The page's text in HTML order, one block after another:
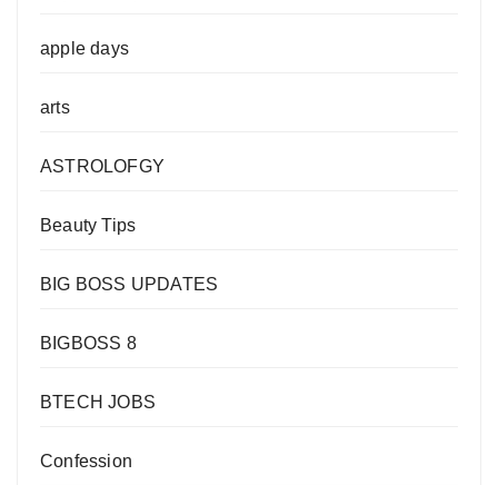
apple days
arts
ASTROLOFGY
Beauty Tips
BIG BOSS UPDATES
BIGBOSS 8
BTECH JOBS
Confession